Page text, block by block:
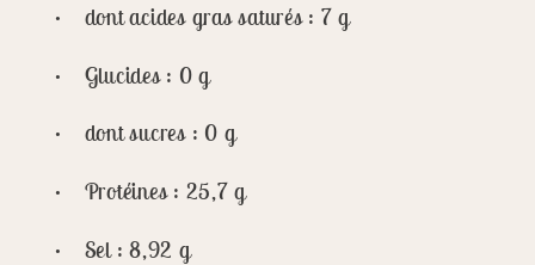
• dont acides gras saturés : 7 g
• Glucides : 0 g
• dont sucres : 0 g
• Protéines : 25,7 g
• Sel : 8,92 g